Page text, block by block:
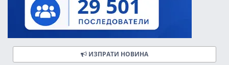
ИЗПРАТИ НОВИНА